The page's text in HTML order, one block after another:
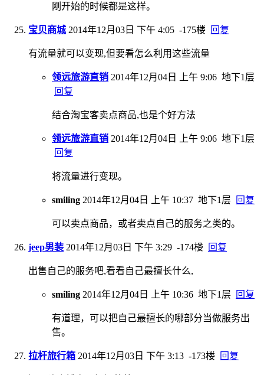
刚开始的时候都是这样。
宝贝商城 2014年12月03日 下午 4:05 -175楼 回复
有流量就可以变现,但要看怎么利用这些流量
领远旅游直销 2014年12月04日 上午 9:06 地下1层
回复
结合淘宝客卖点商品,也是个好方法
领远旅游直销 2014年12月04日 上午 9:06 地下1层
回复
将流量进行变现。
smiling 2014年12月04日 上午 10:37 地下1层 回复
可以卖点商品，或者卖点自己的服务之类的。
jeep男装 2014年12月03日 下午 3:29 -174楼 回复
出售自己的服务吧,看看自己最擅长什么,
smiling 2014年12月04日 上午 10:36 地下1层 回复
有道理，可以把自己最擅长的哪部分当做服务出
售。
拉杆旅行箱 2014年12月03日 下午 3:13 -173楼 回复